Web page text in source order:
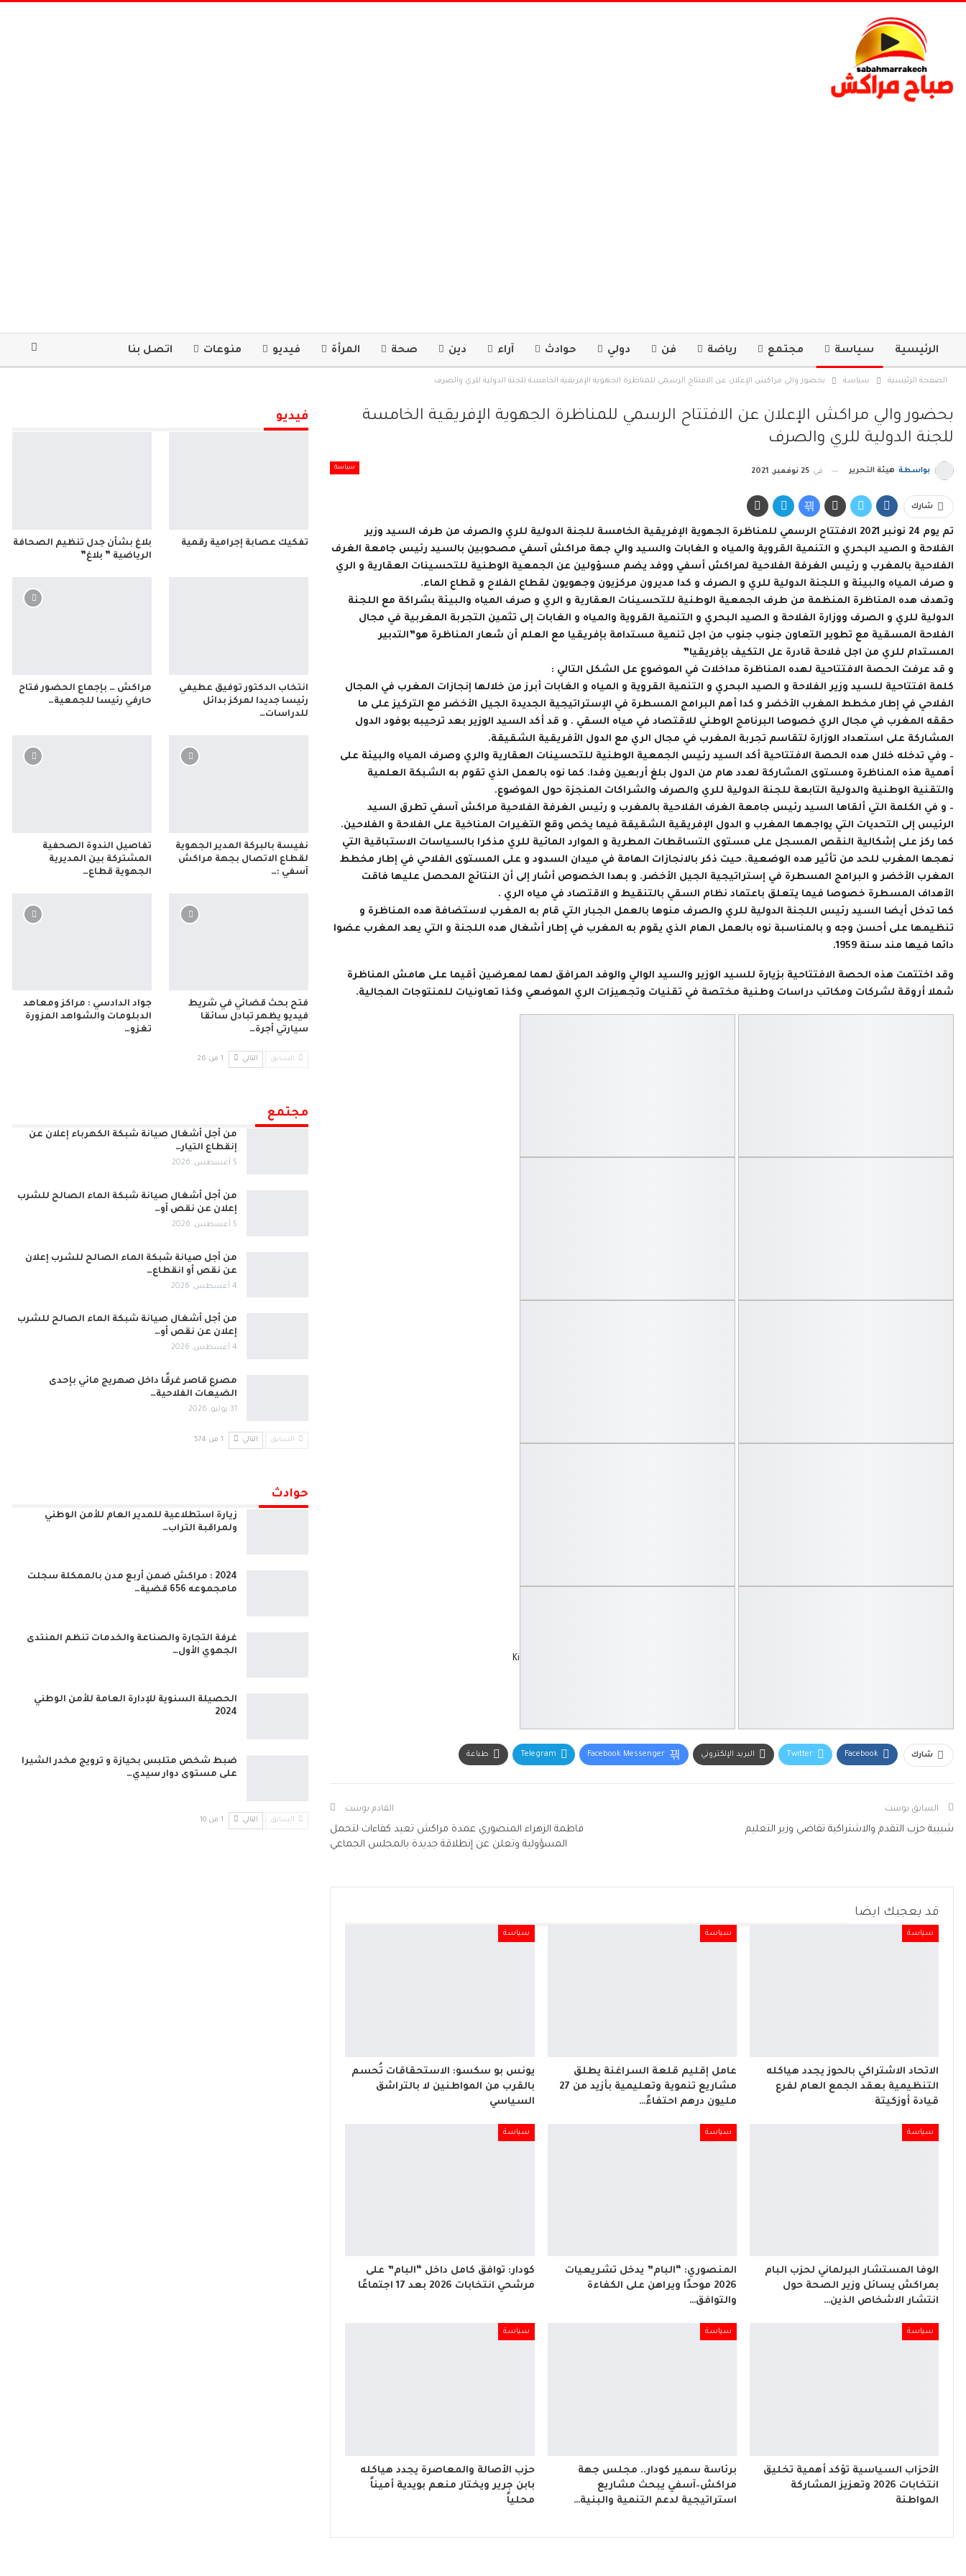
الرئيسية سياسة مجتمع رياضة فن دولي حوادث آراء دين صحة المرأة فيديو منوعات اتصل بنا
الصفحة الرئيسية سياسة بحضور والي مراكش الإعلان عن الافتتاح الرسمي للمناظرة الجهوية الإفريقية الخامسة للجنة الدولية للري والصرف
بحضور والي مراكش الإعلان عن الافتتاح الرسمي للمناظرة الجهوية الإفريقية الخامسة
للجنة الدولية للري والصرف
سياسة بواسطة هيئة التحرير في 25 نوفمبر, 2021
شارك
تم يوم 24 نونبر 2021 الافتتاح الرسمي للمناظرة الجهوية الإفريقية الخامسة للجنة الدولية للري والصرف من طرف السيد وزير
الفلاحة و الصيد البحري و التنمية القروية والمياه و الغابات والسيد والي جهة مراكش آسفي مصحوبين بالسيد رئيس جامعة الغرف
الفلاحية بالمغرب و رئيس الغرفة الفلاحية لمراكش أسفي ووفد يضم مسؤولين عن الجمعية الوطنية للتحسينات العقارية و الري
و صرف المياه والبيئة و اللجنة الدولية للري و الصرف و كدا مديرون مركزيون وجهويون لقطاع الفلاح و قطاع الماء.
وتهدف هده المناظرة المنظمة من طرف الجمعية الوطنية للتحسينات العقارية و الري و صرف المياه والبيئة بشراكة مع اللجنة
الدولية للري و الصرف ووزارة الفلاحة و الصيد البحري و التنمية القروية والمياه و الغابات إلى تثمين التجربة المغربية في مجال
الفلاحة المسقية مع تطوير التعاون جنوب جنوب من اجل تنمية مستدامة بإفريقيا مع العلم أن شعار المناظرة هو”التدبير
المستدام للري من اجل فلاحة قادرة عل التكيف بإفريقيا”
و قد عرفت الحصة الافتتاحية لهده المناظرة مداخلات في الموضوع عل الشكل التالي :
كلمة افتتاحية للسيد وزير الفلاحة و الصيد البحري و التنمية القروية و المياه و الغابات أبرز من خلالها إنجازات المغرب في المجال
الفلاحي في إطار مخطط المغرب الأخضر و كدا أهم البرامج المسطرة في الإستراتيجية الجديدة الجيل الأخضر مع التركيز على ما
حققه المغرب في مجال الري خصوصا البرنامج الوطني للاقتصاد في مياه السقي . و قد أكد السيد الوزير بعد ترحيبه بوفود الدول
المشاركة على استعداد الوزارة لتقاسم تجربة المغرب في مجال الري مع الدول الأفريقية الشقيقة.
– وفي تدخله خلال هده الحصة الافتتاحية أكد السيد رئيس الجمعية الوطنية للتحسينات العقارية والري وصرف المياه والبيئة على
أهمية هذه المناظرة ومستوى المشاركة لعدد هام من الدول بلغ أربعين وفدا. كما نوه بالعمل الذي تقوم به الشبكة العلمية
والتقنية الوطنية والدولية التابعة للجنة الدولية للري والصرف والشراكات المنجزة حول الموضوع.
– و في الكلمة التي ألقاها السيد رئيس جامعة الغرف الفلاحية بالمغرب و رئيس الغرفة الفلاحية مراكش آسفي تطرق السيد
الرئيس إلى التحديات التي يواجهها المغرب و الدول الإفريقية الشقيقة فيما يخص وقع التغيرات المناخية على الفلاحة و الفلاحين.
كما ركز على إشكالية النقص المسجل على مستوى التساقطات المطرية و الموارد المائية للري مذكرا بالسياسات الاستباقية التي
نهجها المغرب للحد من تأثير هده الوضعية. حيت ذكر بالانجازات الهامة في ميدان السدود و على المستوى الفلاحي في إطار مخطط
المغرب الأخضر و البرامج المسطرة في إستراتيجية الجيل الأخضر. و بهدا الخصوص أشار إلى أن النتائج المحصل عليها فاقت
الأهداف المسطرة خصوصا فيما يتعلق باعتماد نظام السقي بالتنقيط و الاقتصاد في مياه الري .
كما تدخل أيضا السيد رئيس اللجنة الدولية للري والصرف منوها بالعمل الجبار التي قام به المغرب لاستضافة هده المناظرة و
تنظيمها على أحسن وجه و بالمناسبة نوه بالعمل الهام الذي يقوم به المغرب في إطار أشغال هده اللجنة و التي يعد المغرب عضوا
دائما فيها مند سنة 1959.
وقد اختتمت هذه الحصة الافتتاحية بزيارة للسيد الوزير والسيد الوالي والوفد المرافق لهما لمعرضين أقيما على هامش المناظرة
شملا أروقة لشركات ومكاتب دراسات وطنية مختصة في تقنيات وتجهيزات الري الموضعي وكذا تعاونيات للمنتوجات المجالية.
Ki
شارك Facebook
Twitter البريد الإلكتروني Facebook Messenger
Telegram طباعة
السابق بوست
شبيبة حزب التقدم والاشتراكية تقاضي وزير التعليم
القادم بوست
فاطمة الزهراء المنصوري عمدة مراكش تعيد كفاءات لتحمل
المسؤولية وتعلن عن إنطلاقة جديدة بالمجلس الجماعي
قد يعجبك ايضا
سياسة
الاتحاد الاشتراكي بالحوز يجدد هياكله
التنظيمية بعقد الجمع العام لفرع
قيادة أوزكيتة
سياسة
عامل إقليم قلعة السراغنة يطلق
مشاريع تنموية وتعليمية بأزيد من 27
مليون درهم احتفاءً…
سياسة
يونس بو سكسو: الاستحقاقات تُحسم
بالقرب من المواطنين لا بالتراشق
السياسي
سياسة
الوفا المستشار البرلماني لحزب البام
بمراكش يسائل وزير الصحة حول
انتشار الاشخاص الذين…
سياسة
المنصوري: “البام” يدخل تشريعيات
2026 موحدًا ويراهن على الكفاءة
والتوافق…
سياسة
كودار: توافق كامل داخل “البام” على
مرشحي انتخابات 2026 بعد 17 اجتماعًا
سياسة
الأحزاب السياسية تؤكد أهمية تخليق
انتخابات 2026 وتعزيز المشاركة
المواطنة
سياسة
برئاسة سمير كودار.. مجلس جهة
مراكش–آسفي يبحث مشاريع
استراتيجية لدعم التنمية والبنية…
سياسة
حزب الأصالة والمعاصرة يجدد هياكله
بابن جرير ويختار منعم بويدية أميناً
محلياً
فيديو
تفكيك عصابة إجرامية رقمية
بلاغ بشأن جدل تنظيم الصحافة
الرياضية ” بلاغ”
انتخاب الدكتور توفيق عطيفي
رئيسا جديدا لمركز بدائل
للدراسات…
مراكش … بإجماع الحضور فتاح
حارفي رئيسا للجمعية…
نفيسة بالبركة المدير الجهوية
لقطاع الاتصال بجهة مراكش
آسفي :…
تفاصيل الندوة الصحفية
المشتركة بين المديرية
الجهوية قطاع…
فتح بحث قضائي في شريط
فيديو يظهر تبادل سائقا
سيارتي أجرة…
جواد الدادسي : مراكز ومعاهد
الدبلومات والشواهد المزورة
تغزو…
السابق التالي 1 من 26
مجتمع
من أجل أشغال صيانة شبكة الكهرباء إعلان عن
إنقطاع التيار…
5 أغسطس, 2026
من أجل أشغال صيانة شبكة الماء الصالح للشرب
إعلان عن نقص أو…
5 أغسطس, 2026
من أجل صيانة شبكة الماء الصالح للشرب إعلان
عن نقص أو انقطاع…
4 أغسطس, 2026
من أجل أشغال صيانة شبكة الماء الصالح للشرب
إعلان عن نقص أو…
4 أغسطس, 2026
مصرع قاصر غرقًا داخل صهريج مائي بإحدى
الضيعات الفلاحية…
31 يوليو, 2026
السابق التالي 1 من 574
حوادث
زيارة استطلاعية للمدير العام للأمن الوطني
ولمراقبة التراب…
2024 : مراكش ضمن أربع مدن بالممكلة سجلت
مامجموعه 656 قضية…
غرفة التجارة والصناعة والخدمات تنظم المنتدى
الجهوي الأول…
الحصيلة السنوية للإدارة العامة للأمن الوطني
2024
ضبط شخص متلبس بحيازة و ترويج مخدر الشيرا
على مستوى دوار سيدي…
السابق التالي 1 من 10